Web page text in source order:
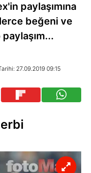
paylaşımına
beğeni ve
27.09.2019 09:15